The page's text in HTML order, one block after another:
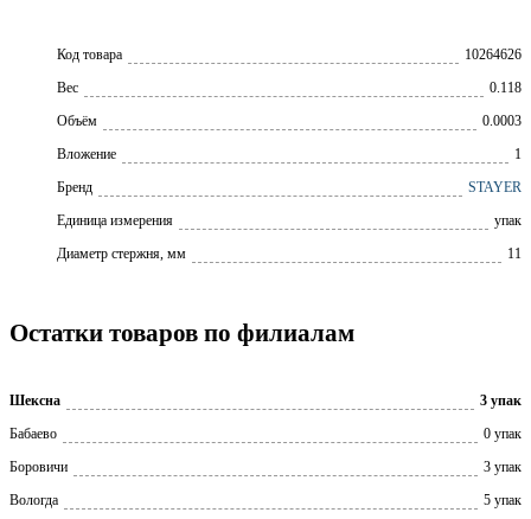
Код товара
10264626
Вес
0.118
Объём
0.0003
Вложение
1
Бренд
STAYER
Единица измерения
упак
Диаметр стержня, мм
11
Остатки товаров по филиалам
Шексна
3 упак
Бабаево
0 упак
Боровичи
3 упак
Вологда
5 упак